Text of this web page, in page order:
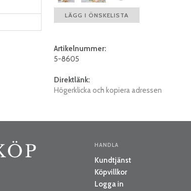
LÄGG I ÖNSKELISTA
Artikelnummer:
5-8605
Direktlänk:
Högerklicka och kopiera adressen
HANDLA
Kundtjänst
Köpvillkor
Logga in